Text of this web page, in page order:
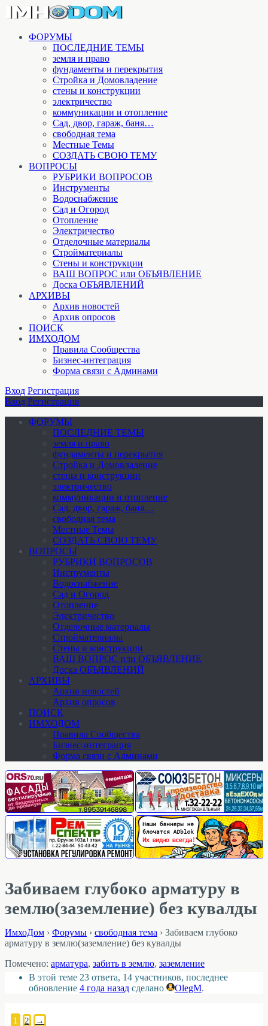
ФОРУМЫ
ПОСЛЕДНИЕ ТЕМЫ
земля и право
фундаменты и перекрытия
Стройка и Домовладение
стены и конструкции
электричество
коммуникации и отопление
Cад, двор, гараж, баня…
свободная тема
Местные Темы
СОЗДАТЬ СВОЮ ТЕМУ
ВОПРОСЫ
РУБРИКИ ВОПРОСОВ
Инструменты
Водоснабжение
Сад и Огород
Отопление
Электричество
Отделочные материалы
Стройматериалы
Стены и конструкции
ВАШ ВОПРОС или ОБЪЯВЛЕНИЕ
Доска ОБЪЯВЛЕНИЙ
АРХИВЫ
Архив новостей
Архив опросов
ПОИСК
ИМХОДОМ
Правила Сообщества
Бизнес-интеграция
Форма связи с Админами
Вход Регистрация
Вход Регистрация
ФОРУМЫ
ПОСЛЕДНИЕ ТЕМЫ
земля и право
фундаменты и перекрытия
Стройка и Домовладение
стены и конструкции
электричество
коммуникации и отопление
Cад, двор, гараж, баня…
свободная тема
Местные Темы
СОЗДАТЬ СВОЮ ТЕМУ
ВОПРОСЫ
РУБРИКИ ВОПРОСОВ
Инструменты
Водоснабжение
Сад и Огород
Отопление
Электричество
Отделочные материалы
Стройматериалы
Стены и конструкции
ВАШ ВОПРОС или ОБЪЯВЛЕНИЕ
Доска ОБЪЯВЛЕНИЙ
АРХИВЫ
Архив новостей
Архив опросов
ПОИСК
ИМХОДОМ
Правила Сообщества
Бизнес-интеграция
Форма связи с Админами
Забиваем глубоко арматуру в
землю(заземление) без кувалды
ИмхоДом › Форумы › свободная тема › Забиваем глубоко
арматуру в землю(заземление) без кувалды
Помечено: арматура, забить в землю, заземление
В этой теме 23 ответа, 14 участников, последнее
обновление 4 года назад сделано OlegM.
1 2 →